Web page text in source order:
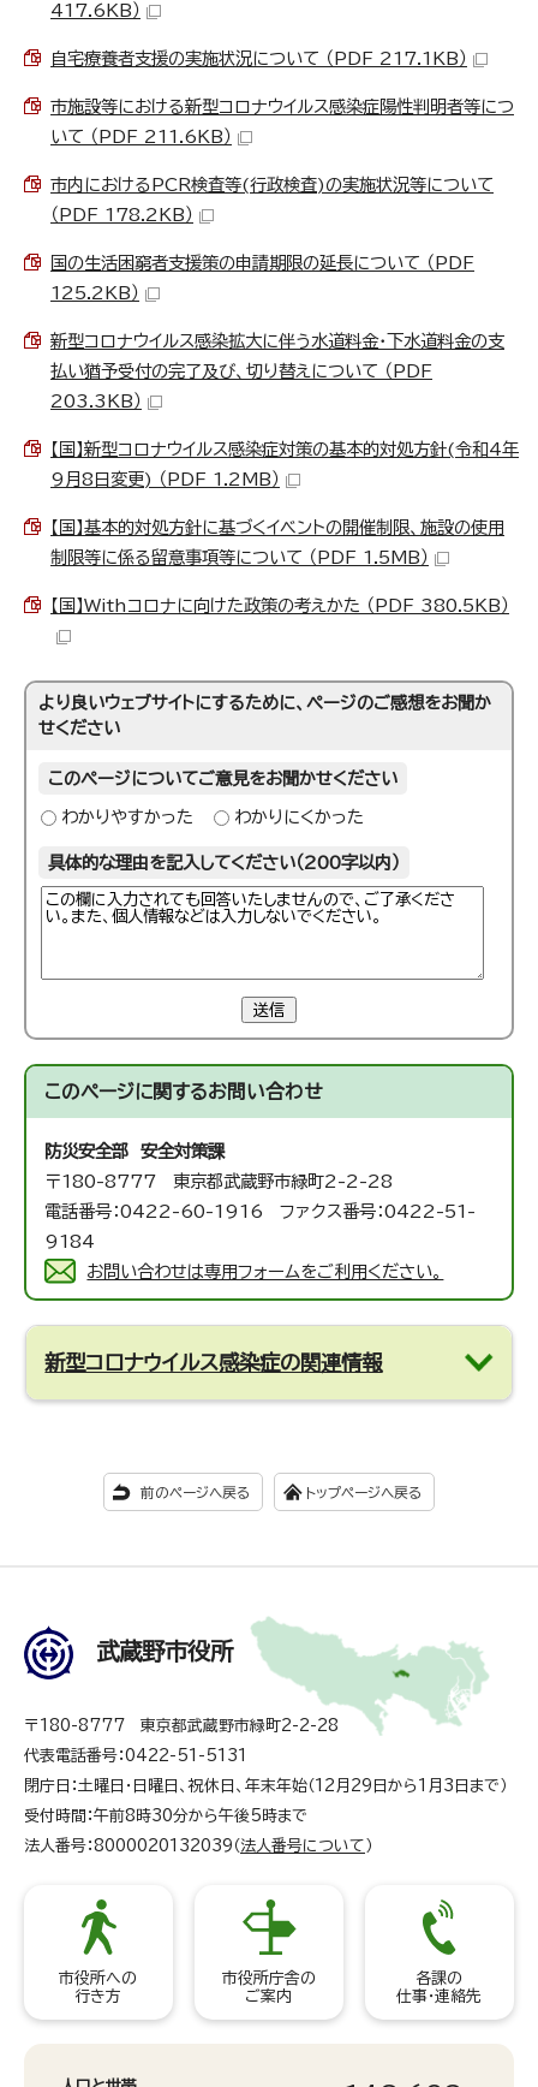
417.6KB）
自宅療養者支援の実施状況について （PDF 217.1KB）
市施設等における新型コロナウイルス感染症陽性判明者等につ
いて （PDF 211.6KB）
市内におけるPCR検査等(行政検査)の実施状況等について
（PDF 178.2KB）
国の生活困窮者支援策の申請期限の延長について （PDF
125.2KB）
新型コロナウイルス感染拡大に伴う水道料金・下水道料金の支
払い猶予受付の完了及び、切り替えについて （PDF
203.3KB）
【国】新型コロナウイルス感染症対策の基本的対処方針(令和4年
9月8日変更) （PDF 1.2MB）
【国】基本的対処方針に基づくイベントの開催制限、施設の使用
制限等に係る留意事項等について （PDF 1.5MB）
【国】Withコロナに向けた政策の考えかた （PDF 380.5KB）
より良いウェブサイトにするために、ページのご感想をお聞か
せください
このページについてご意見をお聞かせください
わかりやすかった わかりにくかった
具体的な理由を記入してください（200字以内）
送信
このページに関するお問い合わせ
防災安全部 安全対策課
〒180-8777 東京都武蔵野市緑町2-2-28
電話番号：0422-60-1916 ファクス番号：0422-51-
9184
お問い合わせは専用フォームをご利用ください。
新型コロナウイルス感染症の関連情報
前のページへ戻る トップページへ戻る
武蔵野市役所
〒180-8777 東京都武蔵野市緑町2-2-28
代表電話番号：0422-51-5131
閉庁日：土曜日・日曜日、祝休日、年末年始（12月29日から1月3日まで）
受付時間：午前8時30分から午後5時まで
法人番号：8000020132039（ 法人番号について ）
市役所への
行き方
市役所庁舎の
ご案内
各課の
仕事・連絡先